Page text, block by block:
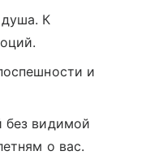
К
и
без видимой
о вас.